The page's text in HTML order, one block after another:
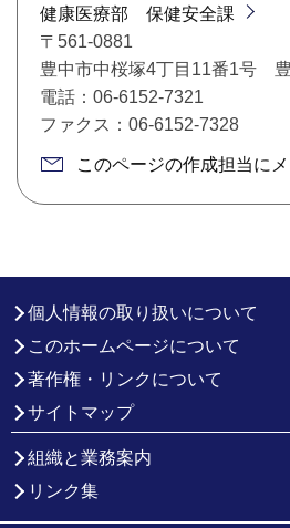
健康医療部 保健安全課
〒561-0881
豊中市中桜塚4丁目11番1号
電話：06-6152-7321
ファクス：06-6152-7328
このページの作成担当に
個人情報の取り扱いについて
このホームページについて
著作権・リンクについて
サイトマップ
組織と業務案内
リンク集